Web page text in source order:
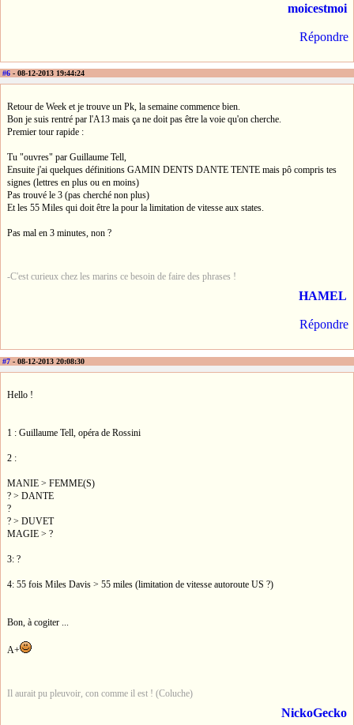
moicestmoi
Répondre
#6 - 08-12-2013 19:44:24
Retour de Week et je trouve un Pk, la semaine commence bien.
Bon je suis rentré par l'A13 mais ça ne doit pas être la voie qu'on cherche.
Premier tour rapide :
Tu "ouvres" par Guillaume Tell,
Ensuite j'ai quelques définitions GAMIN DENTS DANTE TENTE mais pô compris tes
signes (lettres en plus ou en moins)
Pas trouvé le 3 (pas cherché non plus)
Et les 55 Miles qui doit être la pour la limitation de vitesse aux states.
Pas mal en 3 minutes, non ?
-C'est curieux chez les marins ce besoin de faire des phrases !
HAMEL
Répondre
#7 - 08-12-2013 20:08:30
Hello !
1 : Guillaume Tell, opéra de Rossini
2 :
MANIE > FEMME(S)
? > DANTE
?
? > DUVET
MAGIE > ?
3: ?
4: 55 fois Miles Davis > 55 miles (limitation de vitesse autoroute US ?)
Bon, à cogiter ...
A+
Il aurait pu pleuvoir, con comme il est ! (Coluche)
NickoGecko